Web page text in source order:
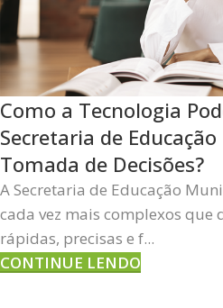
Como a Tecnologia
Secretaria de
Tomada de Decisões?
A Secretaria de Educação
cada vez mais complexos que
rápidas, precisas e f...
CONTINUE LENDO